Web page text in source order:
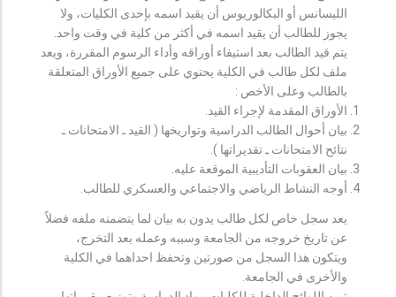
الليسانس أو البكالوريوس أن يقيد اسمه بإحدى الكليات، ولا
يجوز للطالب أن يقيد اسمه في أكثر من كلية في وقت واحد.
يتم قيد الطالب بعد استيفاء أوراقه وأداء الرسوم المقررة، ويعد
ملف لكل طالب في الكلية يحتوي على جميع الأوراق المتعلقة
بالطالب وعلى الأخص :
الأوراق المقدمة لإجراء القيد.
بيان أحوال الطالب الدراسية وتواريخها ( القيد ـ الامتحانات ـ
نتائح الامتحانات ـ تقديراتها ).
بيان العقوبات التأديبية الموقعة عليه.
أوجه النشاط الرياضي والاجتماعي والعسكري للطالب.
يعد سجل خاص لكل طالب يدون به بيان لما يتضمنه ملفه فضلاً
عن تاريخ خروجه من الجامعة وسببه وعمله بعد التخرج،
ويتكون هذا السجل من صورتين وتحفظ احداهما في الكلية
والأخرى في الجامعة.